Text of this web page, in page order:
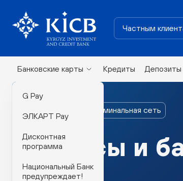
Частным
Банковские карты
G Pay
ЭЛКАРТ Pay
Дисконтная
программа
Национальный Банк
предупреждает!
Кредиты Депозиты
Филиалы и терминальная сеть
Офисы и